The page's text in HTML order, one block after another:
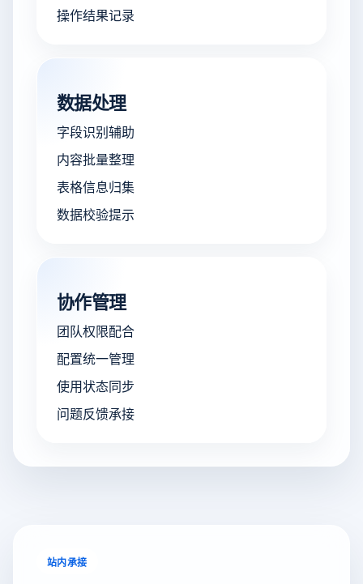
操作结果记录
数据处理
字段识别辅助
内容批量整理
表格信息归集
数据校验提示
协作管理
团队权限配合
配置统一管理
使用状态同步
问题反馈承接
站内承接